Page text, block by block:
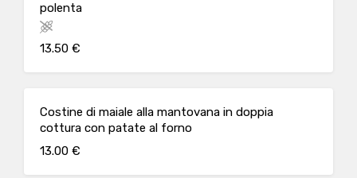
polenta
13.50 €
Costine di maiale alla mantovana in doppia
cottura con patate al forno
13.00 €